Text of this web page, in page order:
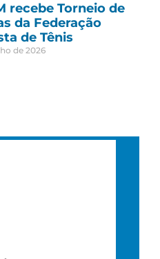
recebe Torneio de
da Federação
de Tênis
de 2026